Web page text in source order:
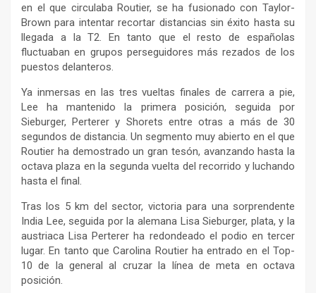
en el que circulaba Routier, se ha fusionado con Taylor-
Brown para intentar recortar distancias sin éxito hasta su
llegada a la T2. En tanto que el resto de españolas
fluctuaban en grupos perseguidores más rezados de los
puestos delanteros.
Ya inmersas en las tres vueltas finales de carrera a pie,
Lee ha mantenido la primera posición, seguida por
Sieburger, Perterer y Shorets entre otras a más de 30
segundos de distancia. Un segmento muy abierto en el que
Routier ha demostrado un gran tesón, avanzando hasta la
octava plaza en la segunda vuelta del recorrido y luchando
hasta el final.
Tras los 5 km del sector, victoria para una sorprendente
India Lee, seguida por la alemana Lisa Sieburger, plata, y la
austriaca Lisa Perterer ha redondeado el podio en tercer
lugar. En tanto que Carolina Routier ha entrado en el Top-
10 de la general al cruzar la línea de meta en octava
posición.